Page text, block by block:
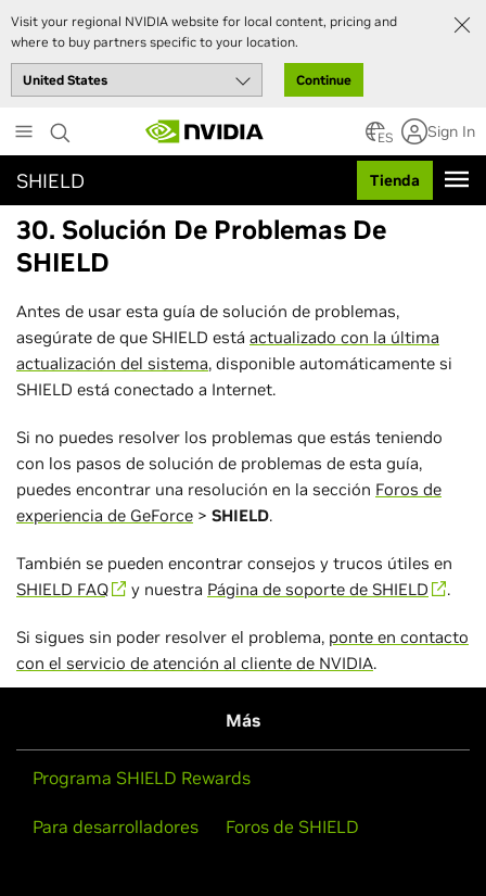
Visit your regional NVIDIA website for local content, pricing and
where to buy partners specific to your location.
Continue
to
main
content
ES Sign In
SHIELD Tienda
30. Solución De Problemas De
SHIELD
Antes de usar esta guía de solución de problemas,
asegúrate de que SHIELD está actualizado con la última
actualización del sistema, disponible automáticamente si
SHIELD está conectado a Internet.
Si no puedes resolver los problemas que estás teniendo
con los pasos de solución de problemas de esta guía,
puedes encontrar una resolución en la sección Foros de
experiencia de GeForce > SHIELD.
También se pueden encontrar consejos y trucos útiles en
SHIELD FAQ
y nuestra Página de soporte de SHIELD .
Si sigues sin poder resolver el problema, ponte en contacto
con el servicio de atención al cliente de NVIDIA.
Más
Programa SHIELD Rewards
Para desarrolladores Foros de SHIELD